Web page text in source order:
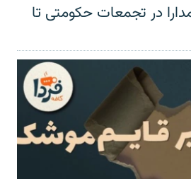
در تجمعات حکومتی تا